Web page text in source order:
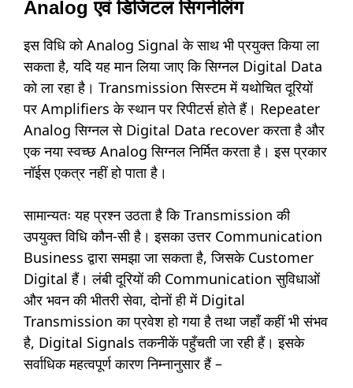
Analog एवं डिजिटल सिगनेलिंग
इस विधि को Analog Signal के साथ भी प्रयुक्त किया ला
सकता है, यदि यह मान लिया जाए कि सिग्नल Digital Data
को ला रहा है। Transmission सिस्टम में यथोचित दूरियों
पर Amplifiers के स्थान पर रिपीटर्स होते हैं। Repeater
Analog सिग्नल से Digital Data recover करता है और
एक नया स्वच्छ Analog सिग्नल निर्मित करता है। इस प्रकार
नॉईस एकत्र नहीं हो पाता है।
सामान्यतः यह प्रश्न उठता है कि Transmission की
उपयुक्त विधि कौन-सी है। इसका उत्तर Communication
Business द्वारा समझा जा सकता है, जिसके Customer
Digital हैं। लंबी दूरियों की Communication सुविधाओं
और भवन की भीतरी सेवा, दोनों ही में Digital
Transmission का प्रवेश हो गया है तथा जहाँ कहीं भी संभव
है, Digital Signals तकनीकें पहुँचती जा रही हैं। इसके
सर्वाधिक महत्वपूर्ण कारण निम्नानुसार हैं –